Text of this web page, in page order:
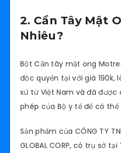
2. Cần Tây Mật
Nhiêu?
Bột Cần tây mật ong
độc quyền tại với giá
xứ từ Việt Nam và đã được
phép của Bộ y tế để có thể
Sản phẩm của CÔNG TY
GLOBAL CORP, có trụ sở tại